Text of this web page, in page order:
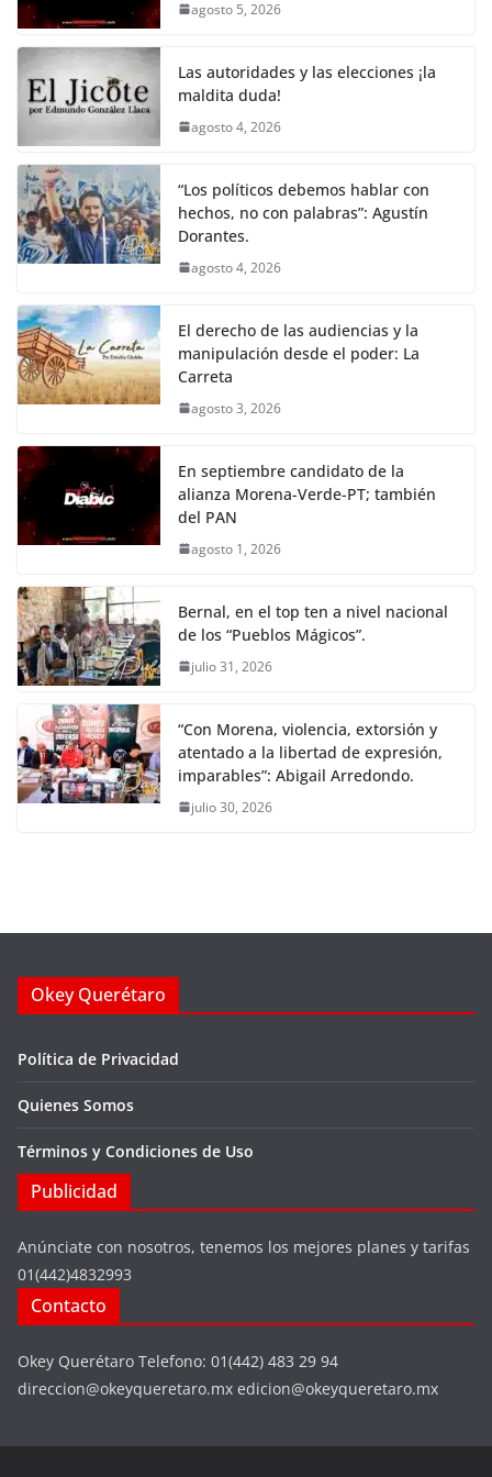
o
o
k
p k
agosto 5, 2026
Las autoridades y las elecciones ¡la
maldita duda!
agosto 4, 2026
“Los políticos debemos hablar con
hechos, no con palabras”: Agustín
Dorantes.
agosto 4, 2026
El derecho de las audiencias y la
manipulación desde el poder: La
Carreta
agosto 3, 2026
En septiembre candidato de la
alianza Morena-Verde-PT; también
del PAN
agosto 1, 2026
Bernal, en el top ten a nivel nacional
de los “Pueblos Mágicos”.
julio 31, 2026
“Con Morena, violencia, extorsión y
atentado a la libertad de expresión,
imparables”: Abigail Arredondo.
julio 30, 2026
Okey Querétaro
Política de Privacidad
Quienes Somos
Términos y Condiciones de Uso
Publicidad
Anúnciate con nosotros, tenemos los mejores planes y tarifas
01(442)4832993
Contacto
Okey Querétaro Telefono: 01(442) 483 29 94
direccion@okeyqueretaro.mx edicion@okeyqueretaro.mx